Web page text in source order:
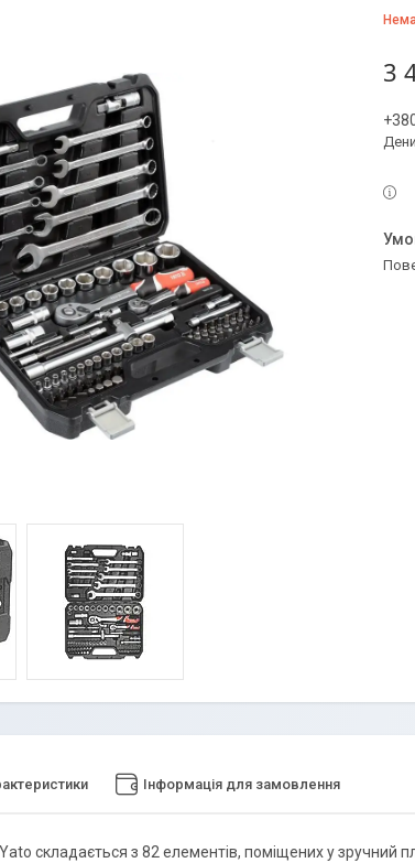
3
Інформація для замовлення
Yato складається з 82 елементів, поміщених у зручний